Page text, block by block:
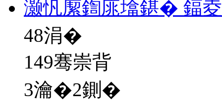
灏忛緳鍧庣墖鍖� 鍢
48涓�
149骞崇背
3瀹�2鍘�